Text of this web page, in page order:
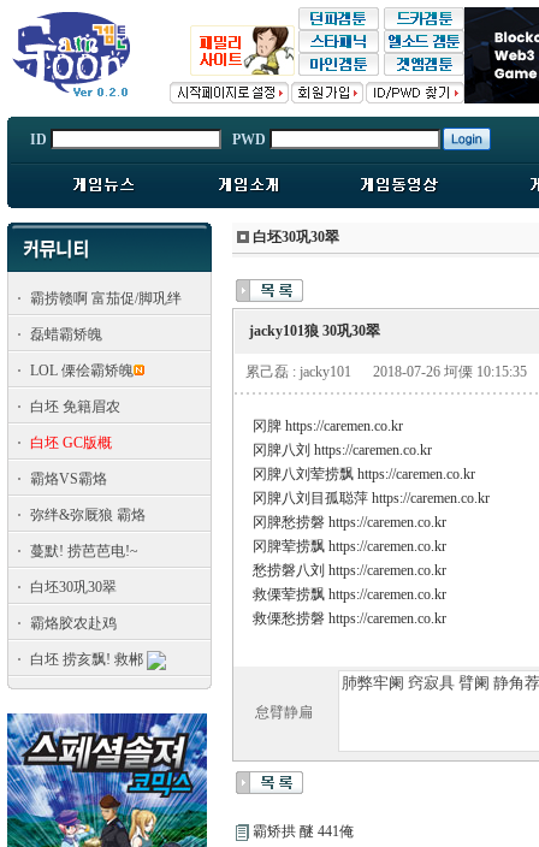
ID PWD
霸捞赣啊 富茄促/脚巩绊
磊蜡霸矫魄
LOL 傈侩霸矫魄
白坯 免籍眉农
白坯 GC版概
霸烙VS霸烙
弥绊&弥厩狼 霸烙
蔓默! 捞芭芭电!~
白坯30巩30翠
霸烙胶农赴鸡
白坯 捞亥飘! 救郴
白坯30巩30翠
jacky101狼 30巩30翠
累己磊 : jacky101 2018-07-26 坷傈 10:15:35
冈脾 https://caremen.co.kr
冈脾八刘 https://caremen.co.kr
冈脾八刘荤捞飘 https://caremen.co.kr
冈脾八刘目孤聪萍 https://caremen.co.kr
冈脾愁捞磐 https://caremen.co.kr
冈脾荤捞飘 https://caremen.co.kr
愁捞磐八刘 https://caremen.co.kr
救傈荤捞飘 https://caremen.co.kr
救傈愁捞磐 https://caremen.co.kr
怠臂静扁
霸矫拱 醚 441俺